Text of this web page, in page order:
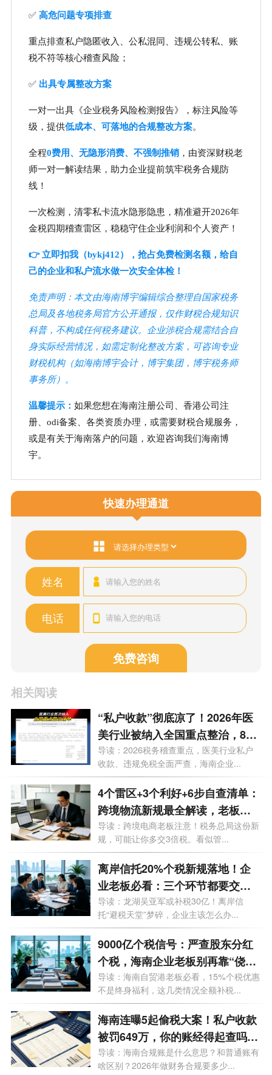
✅ 高危问题专项排查
重点排查私户隐匿收入、公私混同、违规公转私、账
税不符等核心稽查风险；
✅ 出具专属整改方案
一对一出具《企业税务风险检测报告》，标注风险等
级，提供低成本、可落地的合规整改方案。
全程0费用、无隐形消费、不强制推销，由资深财税老
师一对一解读结果，助力企业提前筑牢税务合规防
线！
一次检测，清零私卡流水隐形隐患，精准避开2026年
金税四期稽查雷区，稳稳守住企业利润和个人资产！
👉 立即扣我（bykj412），抢占免费检测名额，给自
己的企业和私户流水做一次安全体检！
免责声明：本文由海南博宇编辑综合整理自国家税务
总局及各地税务局官方公开通报，仅作财税合规知识
科普，不构成任何税务建议。企业涉税合规需结合自
身实际经营情况，如需定制化整改方案，可咨询专业
财税机构（如海南博宇会计，博宇集团，博宇税务师
事务所）。
温馨提示： 如果您想在海南注册公司、香港公司注
册、odi备案、各类资质办理，或需要财税合规服务，
或是有关于海南落户的问题，欢迎咨询我们海南博
宇。
快速办理通道
姓名
电话
免费咨询
相关阅读
“私户收款”彻底凉了！2026年医
美行业被纳入全国重点整治，840
万罚单砸向上市公司，海南老板
务必自查这3条红线
导读：2026税务稽查重点，医美行业私户
收款、违规免税全面严查，海南企业...
4个雷区+3个利好+6步自查清单：
跨境物流新规最全解读，老板必
存
导读：跨境电商老板注意！税务总局这份新
规，可能让你多交3倍税。看似管...
离岸信托20%个税新规落地！企
业老板必看：三个环节都要交
税，90天窗口期怎么补？
导读：龙湖吴亚军或补税30亿！离岸信
托“避税天堂”梦碎，企业主该怎么办...
9000亿个税信号：严查股东分红
个税，海南企业老板别再靠“侥
幸”做账
导读：海南自贸港老板必看，15%个税优惠
不是终身福利，这几类情况全额补税...
海南连曝5起偷税大案！私户收款
被罚649万，你的账经得起查吗？
海南做财务合规要多少钱？
导读：海南合规账是什么意思？和普通账有
啥区别？2026年做财务合规要多少...